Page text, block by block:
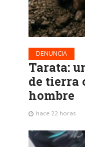
DENUNCIA
Tarata:
de tierra
hombre
hace 22 horas